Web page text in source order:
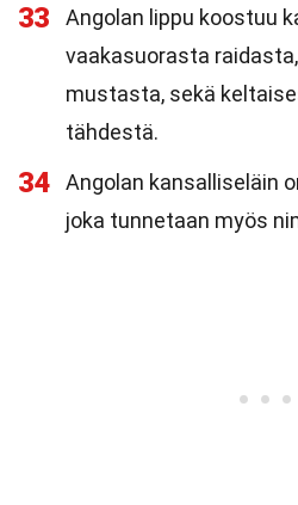
33
Angolan lippu koostuu
vaakasuorasta
mustasta, sekä
tähdestä.
34
Angolan kansalliseläin
joka tunnetaan myös